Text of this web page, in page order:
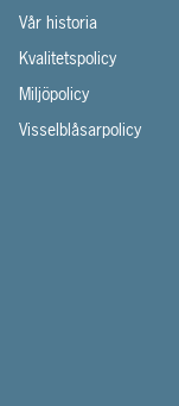
Vår historia
Kvalitetspolicy
Miljöpolicy
Visselblåsarpolicy